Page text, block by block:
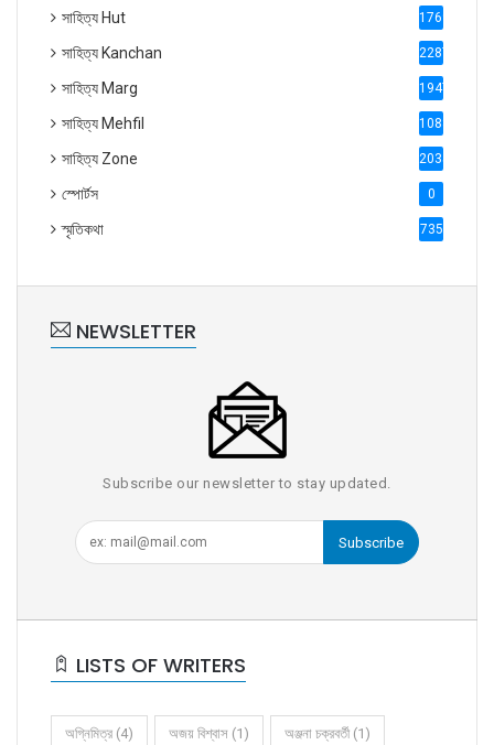
সাহিত্য Hut 1769
সাহিত্য Kanchan 2287
সাহিত্য Marg 1947
সাহিত্য Mehfil 1088
সাহিত্য Zone 2035
স্পোর্টস 0
স্মৃতিকথা 735
NEWSLETTER
Subscribe our newsletter to stay updated.
Subscribe
LISTS OF WRITERS
অগ্নিমিত্র (4) অজয় বিশ্বাস (1) অঞ্জনা চক্রবর্তী (1)